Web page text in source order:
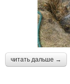
читать дальше →